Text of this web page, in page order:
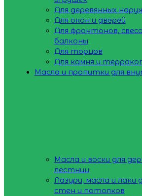
Для деревянных
Для окон и дверей
Для фронтонов,
балконы
Для торцов
Для камня и
Масла и пропитки для
Масла и воски для
лестниц
Лазури, масла и лаки
стен и потолков